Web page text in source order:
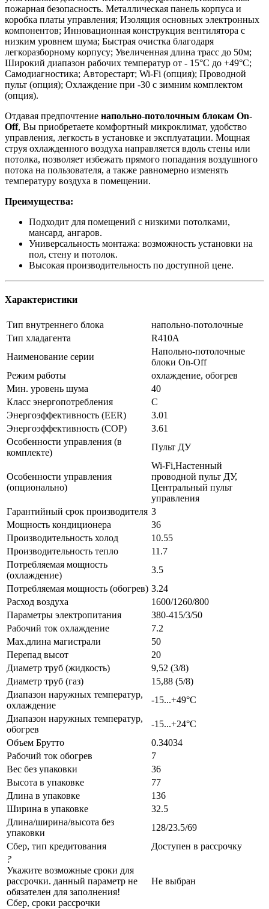
пожарная безопасность. Металлическая панель корпуса и
коробка платы управления; Изоляция основных электронных
компонентов; Инновационная конструкция вентилятора с
низким уровнем шума; Быстрая очистка благодаря
легкоразборному корпусу; Увеличенная длина трасс до 50м;
Широкий диапазон рабочих температур от - 15°С до +49°С;
Самодиагностика; Авторестарт; Wi-Fi (опция); Проводной
пульт (опция); Охлаждение при -30 с зимним комплектом
(опция).
Отдавая предпочтение напольно-потолочным блокам On-
Off, Вы приобретаете комфортный микроклимат, удобство
управления, легкость в установке и эксплуатации. Мощная
струя охлажденного воздуха направляется вдоль стены или
потолка, позволяет избежать прямого попадания воздушного
потока на пользователя, а также равномерно изменять
температуру воздуха в помещении.
Преимущества:
Подходит для помещений с низкими потолками,
мансард, ангаров.
Универсальность монтажа: возможность установки на
пол, стену и потолок.
Высокая производительность по доступной цене.
Характеристики
Тип внутреннего блока
напольно-потолочные
Тип хладагента
R410A
Наименование серии
Напольно-потолочные
блоки On-Off
Режим работы
охлаждение, обогрев
Мин. уровень шума
40
Класс энергопотребления
C
Энергоэффективность (EER)
3.01
Энергоэффективность (COP)
3.61
Особенности управления (в
комплекте)
Пульт ДУ
Особенности управления
(опционально)
Wi-Fi,Настенный
проводной пульт ДУ,
Центральный пульт
управления
Гарантийный срок производителя 3
Мощность кондиционера
36
Производительность холод
10.55
Производительность тепло
11.7
Потребляемая мощность
(охлаждение)
3.5
Потребляемая мощность (обогрев) 3.24
Расход воздуха
1600/1260/800
Параметры электропитания
380-415/3/50
Рабочий ток охлаждение
7.2
Max.длина магистрали
50
Перепад высот
20
Диаметр труб (жидкость)
9,52 (3/8)
Диаметр труб (газ)
15,88 (5/8)
Диапазон наружных температур,
охлаждение
-15...+49°С
Диапазон наружных температур,
обогрев
-15...+24°С
Объем Брутто
0.34034
Рабочий ток обогрев
7
Вес без упаковки
36
Высота в упаковке
77
Длина в упаковке
136
Ширина в упаковке
32.5
Длина/ширина/высота без
упаковки
128/23.5/69
Сбер, тип кредитования
Доступен в рассрочку
?
Укажите возможные сроки для
рассрочки. данный параметр не
обязателен для заполнения!
Сбер, сроки рассрочки
Не выбран